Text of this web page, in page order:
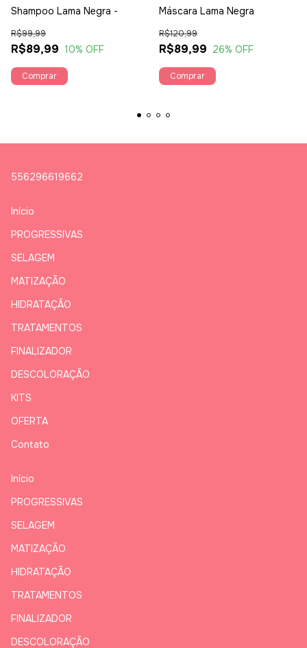
Shampoo Lama Negra -
R$89,99
R$99,99
10% OFF
Comprar
Máscara Lama Negra
R$89,99
R$120,99
26% OFF
Comprar
556296619662
Início
PROGRESSIVAS
SELAGEM
MATIZAÇÃO
HIDRATAÇÃO
TRATAMENTOS
FINALIZADOR
DESCOLORAÇÃO
KITS
OFERTA
Contato
Início
PROGRESSIVAS
SELAGEM
MATIZAÇÃO
HIDRATAÇÃO
TRATAMENTOS
FINALIZADOR
DESCOLORAÇÃO